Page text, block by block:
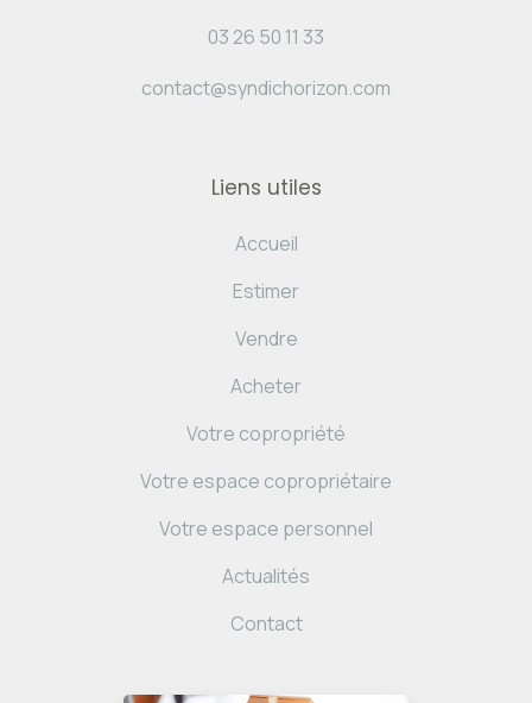
03 26 50 11 33
contact@syndichorizon.com
Liens utiles
Accueil
Estimer
Vendre
Acheter
Votre copropriété
Votre espace copropriétaire
Votre espace personnel
Actualités
Contact